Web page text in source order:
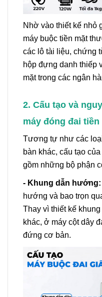
Nhờ vào thiết kế nhỏ
máy buộc tiền mặt
các lô tài liệu, chứng
hộp đựng danh thiếp
mặt trong các ngân
2. Cấu tạo và
máy đóng đai tiền
Tương tự như các
bàn khác, cấu tạo
gồm những bộ phận
- Khung dẫn hướng:
hướng và bao trọn
Thay vì thiết kế
khác, ở máy cột dây
đứng cơ bản.